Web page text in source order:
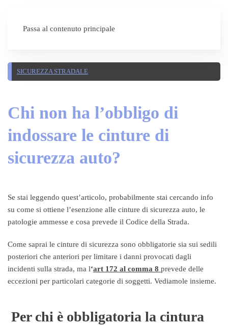
Passa al contenuto principale
SICUREZZA STRADALE
Chi non ha l’obbligo di
indossare le cinture di
sicurezza auto?
Se stai leggendo quest’articolo, probabilmente stai cercando info
su come si ottiene l’esenzione alle cinture di sicurezza auto, le
patologie ammesse e cosa prevede il Codice della Strada.
Come saprai le cinture di sicurezza sono obbligatorie sia sui sedili
posteriori che anteriori per limitare i danni provocati dagli
incidenti sulla strada, ma l‘art 172 al comma 8 prevede delle
eccezioni per particolari categorie di soggetti. Vediamole insieme.
Per chi è obbligatoria la cintura